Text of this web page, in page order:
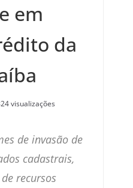
em
da
visualizações
de invasão de
cadastrais,
recursos